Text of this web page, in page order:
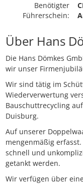
Benötigter
Führerschein:
Über Hans
Die Hans Dömkes
wir unser
Wir sind tätig im
Wiederverwertung
Bauschuttrecycling
Duisburg.
Auf unserer
mengenmäßig
schnell und
getankt werden.
Wir verfügen über